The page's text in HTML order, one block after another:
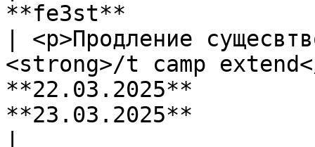
**fe3st**
| <p>Продление
<strong>/t camp
**22.03.2025**
**23.03.2025**